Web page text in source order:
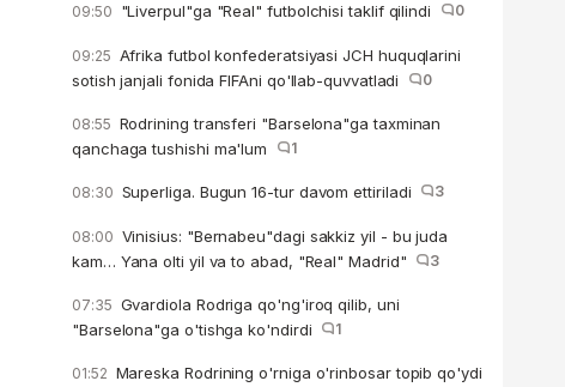
09:50 "Liverpul"ga "Real" futbolchisi taklif qilindi 0
09:25 Afrika futbol konfederatsiyasi JCH huquqlarini
sotish janjali fonida FIFAni qo'llab-quvvatladi
0
08:55 Rodrining transferi "Barselona"ga taxminan
qanchaga tushishi ma'lum
1
08:30 Superliga. Bugun 16-tur davom ettiriladi 3
08:00 Vinisius: "Bernabeu"dagi sakkiz yil - bu juda
kam… Yana olti yil va to abad, "Real" Madrid"
3
07:35 Gvardiola Rodriga qo'ng'iroq qilib, uni
"Barselona"ga o'tishga ko'ndirdi
1
01:52 Mareska Rodrining o'rniga o'rinbosar topib qo'ydi